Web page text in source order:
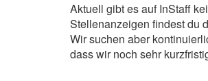
Aktuell gibt es auf InStaff
Stellenanzeigen findest du
Wir suchen aber
dass wir noch sehr